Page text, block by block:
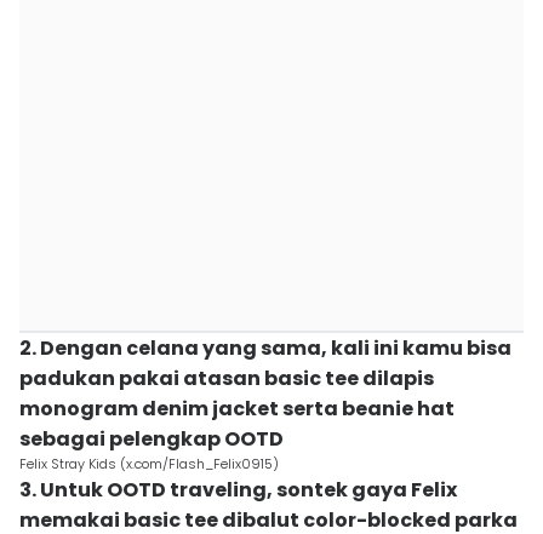
2. Dengan celana yang sama, kali ini kamu bisa
padukan pakai atasan basic tee dilapis
monogram denim jacket serta beanie hat
sebagai pelengkap OOTD
Felix Stray Kids (x.com/Flash_Felix0915)
3. Untuk OOTD traveling, sontek gaya Felix
memakai basic tee dibalut color-blocked parka